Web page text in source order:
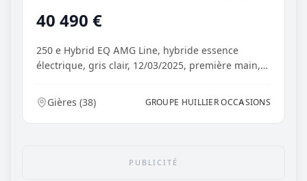
40 490 €
250 e Hybrid EQ AMG Line, hybride essence
électrique, gris clair, 12/03/2025, première main,
Gières (38) GROUPE HUILLIER OCCASIONS
PUBLICITÉ